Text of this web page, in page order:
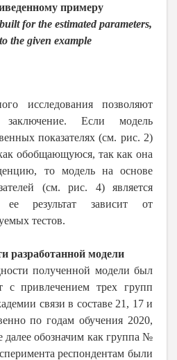
примеру
for the estimated parameters,
the given example
исследования позволяют
заключение. Если модель
показателях (см. рис. 2)
обобщающуюся, так как она
то модель на основе
(см. рис. 4) является
ее результат зависит от
тестов.
разработанной модели
полученной модели был
с привлечением трех групп
связи в составе 21, 17 и
по годам обучения 2020,
далее обозначим как группа №
респондентам были